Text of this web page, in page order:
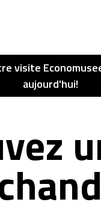
visite
aujourd'hui!